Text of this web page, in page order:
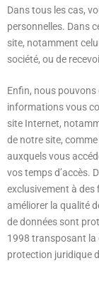
Dans tous les cas,
personnelles. Dans
site, notamment
société, ou de
Enfin, nous
informations vous
site Internet,
de notre site,
auxquels vous
vos temps d’accès.
exclusivement à des
améliorer la qualité
de données sont
1998 transposant la
protection juridique